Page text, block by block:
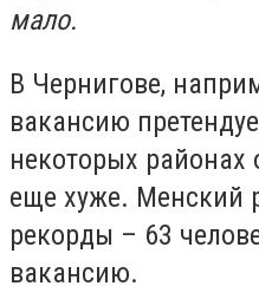
мало.
В Чернигове,
вакансию
некоторых районах
еще хуже. Менский
рекорды – 63
вакансию.